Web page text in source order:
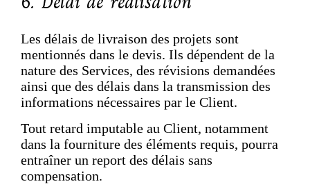
Les délais de livraison des projets sont
mentionnés dans le devis. Ils dépendent de la
nature des Services, des révisions demandées
ainsi que des délais dans la transmission des
informations nécessaires par le Client.
Tout retard imputable au Client, notamment
dans la fourniture des éléments requis, pourra
entraîner un report des délais sans
compensation.